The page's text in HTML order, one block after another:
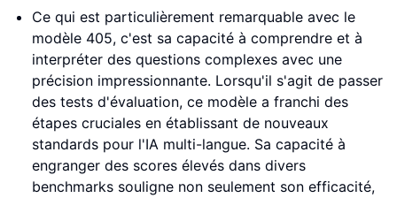
Ce qui est particulièrement remarquable avec le
modèle 405, c'est sa capacité à comprendre et à
interpréter des questions complexes avec une
précision impressionnante. Lorsqu'il s'agit de passer
des tests d'évaluation, ce modèle a franchi des
étapes cruciales en établissant de nouveaux
standards pour l'IA multi-langue. Sa capacité à
engranger des scores élevés dans divers
benchmarks souligne non seulement son efficacité,